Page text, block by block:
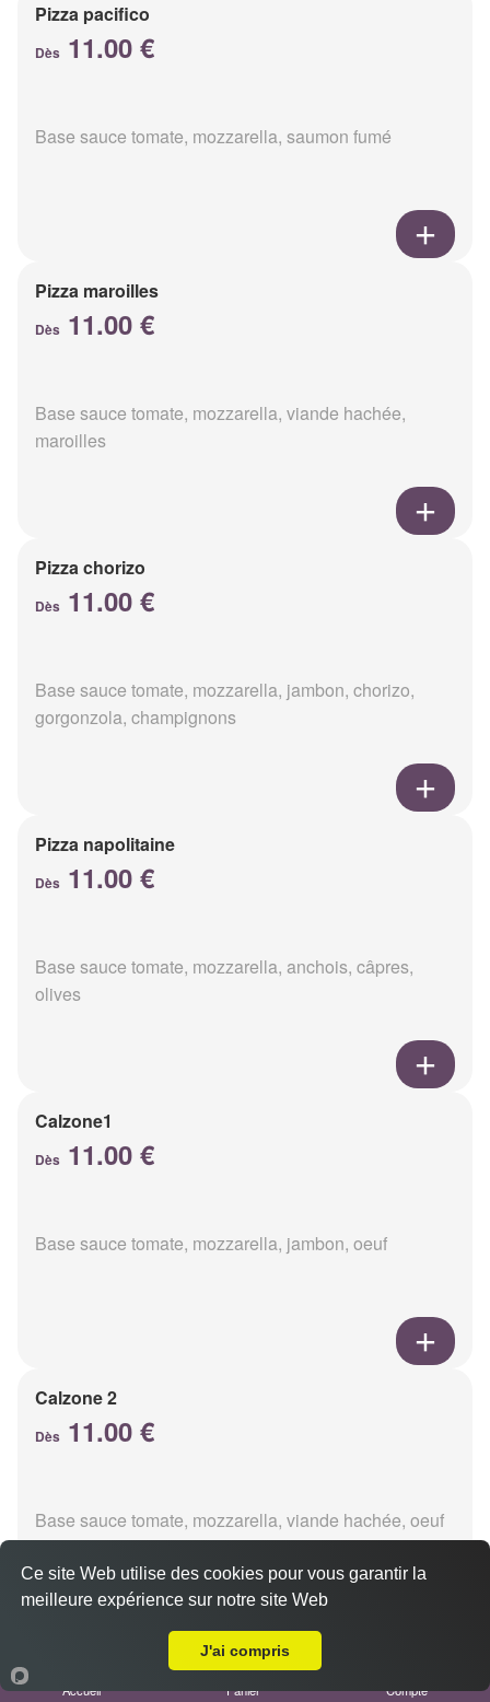
Pizza pacifico
Dès 11.00 €
Base sauce tomate, mozzarella, saumon fumé
Pizza maroilles
Dès 11.00 €
Base sauce tomate, mozzarella, viande hachée,
maroilles
Pizza chorizo
Dès 11.00 €
Base sauce tomate, mozzarella, jambon, chorizo,
gorgonzola, champignons
Pizza napolitaine
Dès 11.00 €
Base sauce tomate, mozzarella, anchois, câpres,
olives
Calzone1
Dès 11.00 €
Base sauce tomate, mozzarella, jambon, oeuf
Calzone 2
Dès 11.00 €
Base sauce tomate, mozzarella, viande hachée, oeuf
Accueil Panier Compte
Ce site Web utilise des cookies pour vous garantir la
meilleure expérience sur notre site Web
J'ai compris